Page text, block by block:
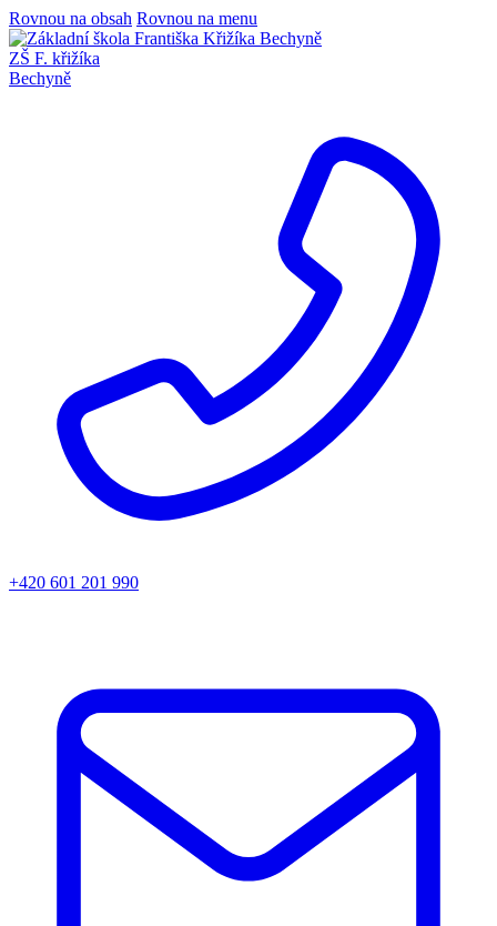
Rovnou na obsah Rovnou na menu
ZŠ F. křižíka
Bechyně
+420 601 201 990